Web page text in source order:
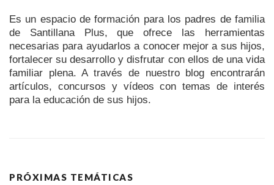
Es un espacio de formación para los padres de familia
de Santillana Plus, que ofrece las herramientas
necesarias para ayudarlos a conocer mejor a sus hijos,
fortalecer su desarrollo y disfrutar con ellos de una vida
familiar plena. A través de nuestro blog encontrarán
artículos, concursos y vídeos con temas de interés
para la educación de sus hijos.
PRÓXIMAS TEMÁTICAS